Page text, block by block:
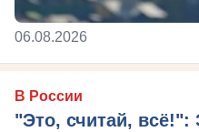
06.08.2026
В России
"Это, считай, всё!":